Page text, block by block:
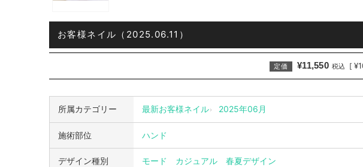
お客様ネイル（2025.06.11）
定価 ¥11,550 税込 [
所属カテゴリー 最新お客様ネイル 2025年06月
施術部位 ハンド
デザイン種別 モード カジュアル 春夏デザイン